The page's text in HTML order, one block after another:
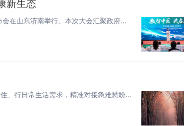
新生态
6月28日，以“数智中医 共启未来”为主题的2026华享健康全国招商发布会在山东济南举行。本次大会汇聚政府主管部门领导、...
民生连着民心，细节彰显温度。装备制造集团各单位立足职工衣、食、住、行日常生活需求，精准对接急难愁盼，推出一系列务实暖心举...